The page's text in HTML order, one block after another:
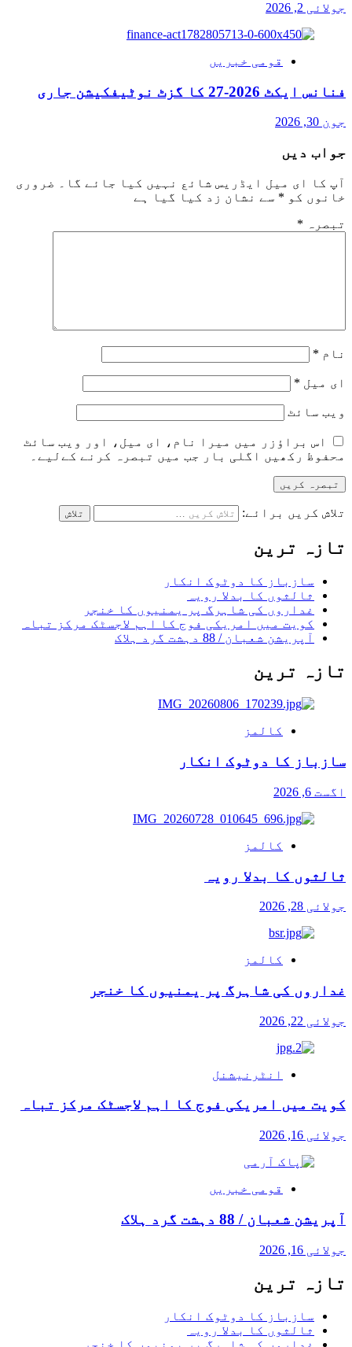
جولائی 2, 2026
قومی خبریں
فنانس ایکٹ 2026-27 کا گزٹ نوٹیفکیشن جاری
جون 30, 2026
جواب دیں
آپ کا ای میل ایڈریس شائع نہیں کیا جائے گا۔
ضروری
خانوں کو * سے نشان زد کیا گیا ہے
تبصرہ *
نام *
ای میل *
ویب‌ سائٹ
اس براؤزر میں میرا نام، ای میل، اور ویب سائٹ
محفوظ رکھیں اگلی بار جب میں تبصرہ کرنے کےلیے۔
تلاش کریں برائے:
تازہ ترین
سازباز کا دوٹوک انکار
ثالثوں کا بدلا رویہ
غداروں کی شاہرگ پر یمنیوں کا خنجر
کویت میں امریکی فوج کا اہم لاجسٹک مرکز تباہ
آپریشن شعبان / 88 دہشت گرد ہلاک
تازہ ترین
کالمز
سازباز کا دوٹوک انکار
اگست 6, 2026
کالمز
ثالثوں کا بدلا رویہ
جولائی 28, 2026
کالمز
غداروں کی شاہرگ پر یمنیوں کا خنجر
جولائی 22, 2026
انٹرنیشنل
کویت میں امریکی فوج کا اہم لاجسٹک مرکز تباہ
جولائی 16, 2026
قومی خبریں
آپریشن شعبان / 88 دہشت گرد ہلاک
جولائی 16, 2026
تازہ ترین
سازباز کا دوٹوک انکار
ثالثوں کا بدلا رویہ